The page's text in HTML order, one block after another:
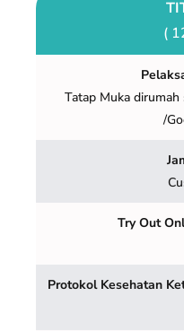
(
Tatap Muka
/
Try Out
Protokol Kesehatan